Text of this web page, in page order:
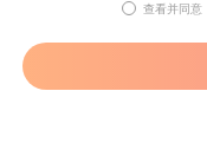
查看并同意